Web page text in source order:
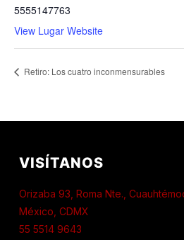
5555147763
View Lugar Website
Retiro: Los cuatro inconmensurables
VISÍTANOS
Orizaba 93, Roma Nte.,
México, CDMX
55 5514 9643